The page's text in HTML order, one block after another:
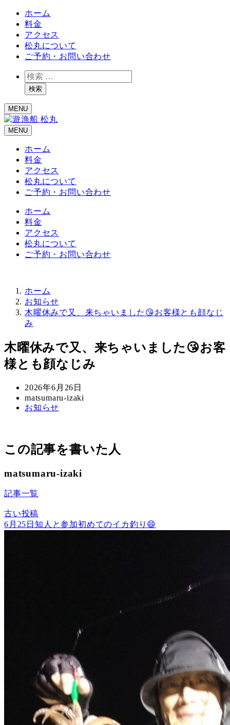
ホーム
料金
アクセス
松丸について
ご予約・お問い合わせ
検
索検索
MENU
MENU
ホーム
料金
アクセス
松丸について
ご予約・お問い合わせ
ホーム
料金
アクセス
松丸について
ご予約・お問い合わせ
ホーム
お知らせ
木曜休みで又、来ちゃいました😘お客様とも顔なじ
み
木曜休みで又、来ちゃいました😘お客
様とも顔なじみ
投
稿
日
2026年6月26日
著
者
matsumaru-izaki
カ
ー
お知らせ
この記事を書いた人
matsumaru-izaki
記事一覧
古い投稿
6月25日知人と参加初めてのイカ釣り😄